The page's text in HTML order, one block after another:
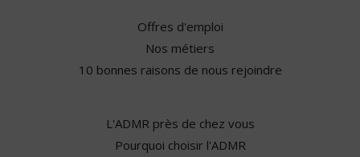
Offres d'emploi
Nos métiers
10 bonnes raisons de nous rejoindre
L'ADMR près de chez vous
Pourquoi choisir l'ADMR